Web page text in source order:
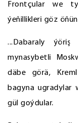
Frontçular we
ýeňillikleri göz
...Dabaraly ýöriş
mynasybetli
däbe görä,
bagyna ugradylar
gül goýdular.